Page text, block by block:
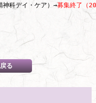
神科デイ・ケア）→募集終了（